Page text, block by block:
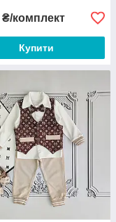
₴/комплект
Купити